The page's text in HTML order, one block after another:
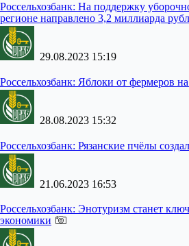
Россельхозбанк: На поддержку
регионе направлено 3,2 миллиарда
29.08.2023 15:19
Россельхозбанк: Яблоки от фермеров
28.08.2023 15:32
Россельхозбанк: Рязанские пчёлы
21.06.2023 16:53
Россельхозбанк: Энотуризм станет
экономики